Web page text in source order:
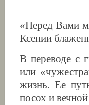
«Перед Вами
Ксении
В переводе с
или
жизнь. Ее
посох и